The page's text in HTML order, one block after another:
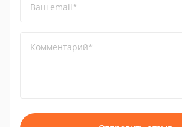
Ваш email*
Комментарий*